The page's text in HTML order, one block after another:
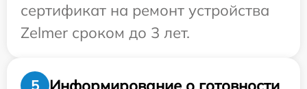
сертификат на ремонт устройства
Zelmer сроком до 3 лет.
5